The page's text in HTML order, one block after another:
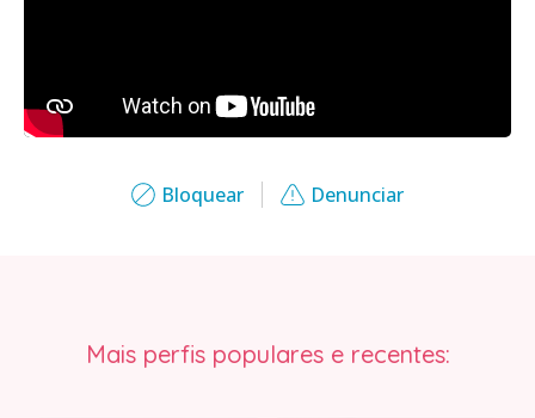
Bloquear Denunciar
Mais perfis populares e recentes: